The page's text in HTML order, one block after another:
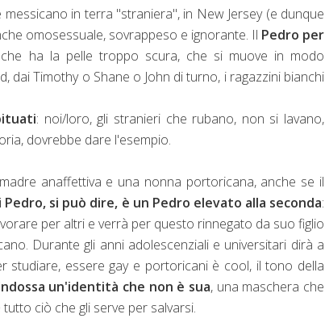
in terra "straniera", in New Jersey (e dunque
omosessuale, sovrappeso e ignorante. Il Pedro per
ha la pelle troppo scura, che si muove in modo
dai Timothy o Shane o John di turno, i ragazzini bianchi
: noi/loro, gli stranieri che rubano, non si lavano,
dovrebbe dare l'esempio.
anaffettiva e una nonna portoricana, anche se il
Pedro, si può dire, è un Pedro elevato alla seconda:
per altri e verrà per questo rinnegato da suo figlio
Durante gli anni adolescenziali e universitari dirà a
essere gay e portoricani è cool, il tono della
un'identità che non è sua, una maschera che
ciò che gli serve per salvarsi.